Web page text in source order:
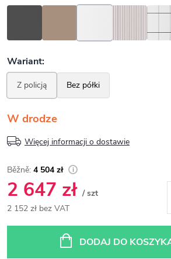
W drodze
Więcej informacji o dostawie
4 504 zł
2 647 zł / szt
2 152 zł bez VAT
DODAJ DO